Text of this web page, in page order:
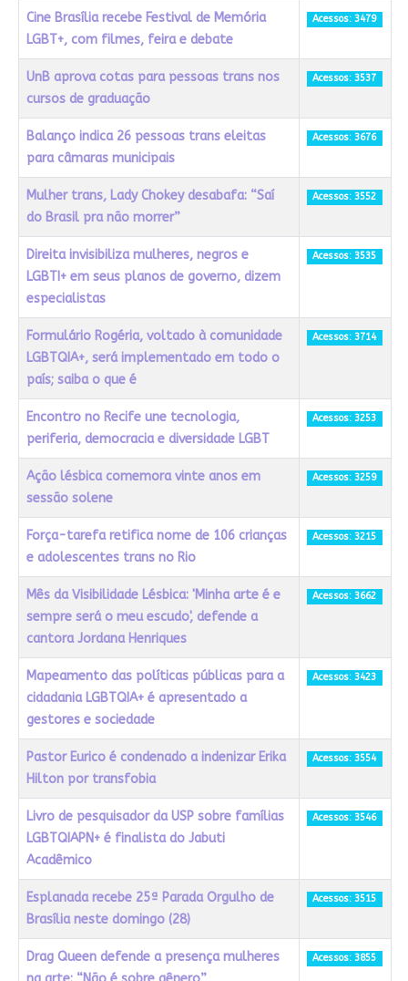
Cine Brasília recebe Festival de Memória
LGBT+, com filmes, feira e debate
Acessos: 3479
UnB aprova cotas para pessoas trans nos
cursos de graduação
Acessos: 3537
Balanço indica 26 pessoas trans eleitas
para câmaras municipais
Acessos: 3676
Mulher trans, Lady Chokey desabafa: “Saí
do Brasil pra não morrer”
Acessos: 3552
Direita invisibiliza mulheres, negros e
LGBTI+ em seus planos de governo, dizem
especialistas
Acessos: 3535
Formulário Rogéria, voltado à comunidade
LGBTQIA+, será implementado em todo o
país; saiba o que é
Acessos: 3714
Encontro no Recife une tecnologia,
periferia, democracia e diversidade LGBT
Acessos: 3253
Ação lésbica comemora vinte anos em
sessão solene
Acessos: 3259
Força-tarefa retifica nome de 106 crianças
e adolescentes trans no Rio
Acessos: 3215
Mês da Visibilidade Lésbica: 'Minha arte é e
sempre será o meu escudo', defende a
cantora Jordana Henriques
Acessos: 3662
Mapeamento das políticas públicas para a
cidadania LGBTQIA+ é apresentado a
gestores e sociedade
Acessos: 3423
Pastor Eurico é condenado a indenizar Erika
Hilton por transfobia
Acessos: 3554
Livro de pesquisador da USP sobre famílias
LGBTQIAPN+ é finalista do Jabuti
Acadêmico
Acessos: 3546
Esplanada recebe 25ª Parada Orgulho de
Brasília neste domingo (28)
Acessos: 3515
Drag Queen defende a presença mulheres
Acessos: 3855